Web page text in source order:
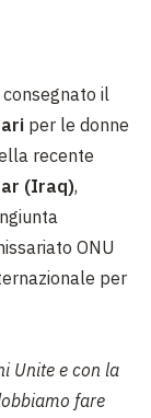
consegnato il
per le donne
recente
(Iraq),
ONU
per
Unite e con la
fare